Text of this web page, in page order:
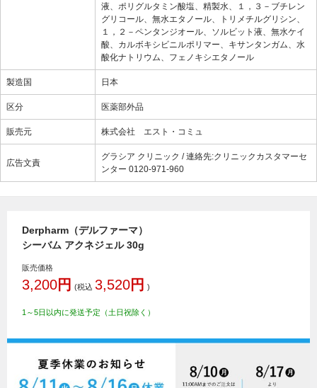
液、ポリグルタミン酸塩、精製水、１，３－ブチレン
グリコール、無水エタノール、トリメチルグリシン、
１，２－ペンタンジオール、ソルビット液、無水ケイ
酸、カルボキシビニルポリマー、キサンタンガム、水
酸化ナトリウム、フェノキシエタノール
製造国 日本
区分 医薬部外品
販売元 株式会社 エスト・コミュ
広告文責
グラシア クリニック / 連絡先:クリニックカスタマーセ
ンター 0120-971-960
Derpharm（デルファーマ）
シーバム アクネジェル 30g
販売価格
3,200円 (税込3,520円 )
1～5日以内に発送予定（土日祝除く）